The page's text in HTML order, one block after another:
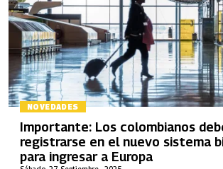
NOVEDADES
Importante: Los colombianos
registrarse en el nuevo sistema
para ingresar a Europa